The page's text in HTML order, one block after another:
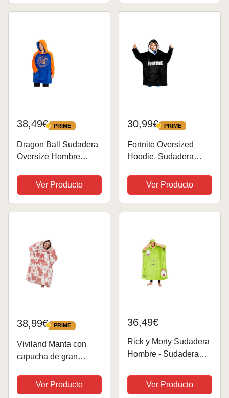
de Casa para Mujer
Navideño de Mujer
38,49€ PRIME
PRIME
Dragon Ball Sudadera
Oversize Hombre
Adolescente
Ver Producto
30,99€ PRIME
PRIME
Fortnite Oversized
Hoodie, Sudadera
para Niños y
Adolescentes +14
Poncho Manta Extra
Niños)
Ver Producto
38,99€ PRIME
PRIME
Viviland Manta con
capucha de gran
cálida y cómoda,
regalo para mujeres,
Ver Producto
36,49€
Rick y Morty Sudadera
Hombre - Sudadera
Forro Polar, Talla
Única, Oversize -
Ver Producto